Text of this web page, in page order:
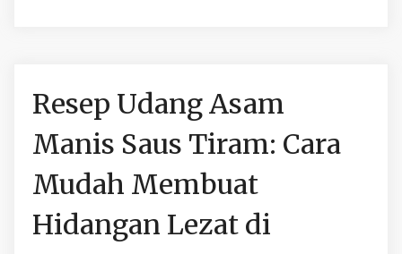
Resep Udang Asam
Manis Saus Tiram: Cara
Mudah Membuat
Hidangan Lezat di